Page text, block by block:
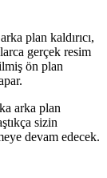
plan kaldırıcı,
gerçek resim
ön plan
arka plan
sizin
devam edecek.